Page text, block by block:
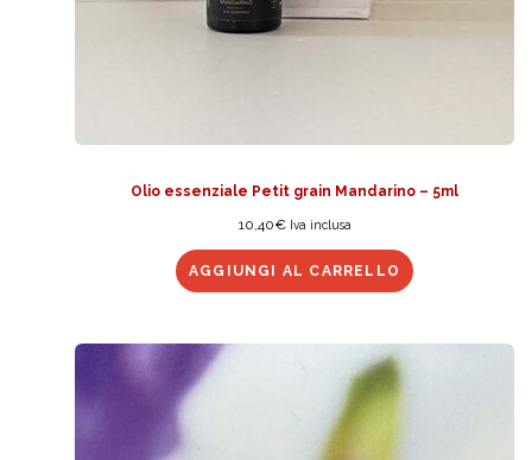
Olio essenziale Petit grain Mandarino – 5ml
10,40€ Iva inclusa
AGGIUNGI AL CARRELLO